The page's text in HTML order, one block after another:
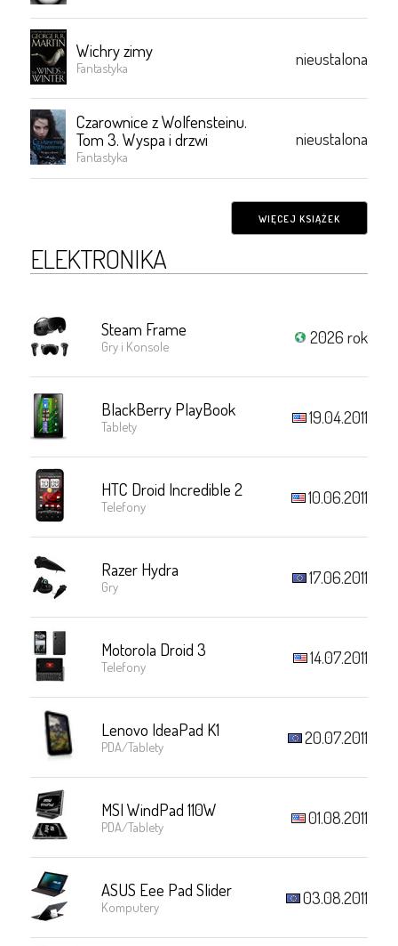
Wichry zimy
Fantastyka nieustalona
Czarownice z Wolfensteinu.
Tom 3. Wyspa i drzwi
Fantastyka
nieustalona
WIĘCEJ KSIĄŻEK
ELEKTRONIKA
Steam Frame
Gry i Konsole 2026 rok
BlackBerry PlayBook
Tablety 19.04.2011
HTC Droid Incredible 2
Telefony 10.06.2011
Razer Hydra
Gry 17.06.2011
Motorola Droid 3
Telefony 14.07.2011
Lenovo IdeaPad K1
PDA/Tablety 20.07.2011
MSI WindPad 110W
PDA/Tablety 01.08.2011
ASUS Eee Pad Slider
Komputery 03.08.2011